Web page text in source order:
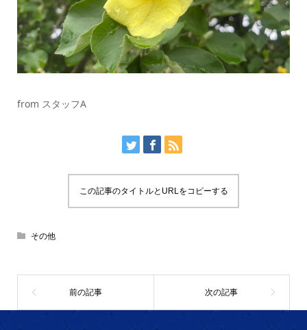
from スタッフA
この記事のタイトルとURLをコピーする
その他